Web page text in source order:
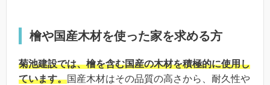
檜や国産木材を使った家を求める方
菊池建設では、檜を含む国産の木材を積極的に使用し
ています。国産木材はその品質の高さから、耐久性や